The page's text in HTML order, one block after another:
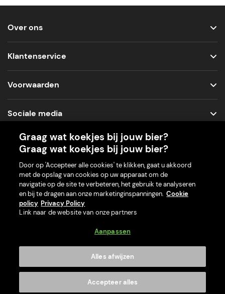
Over ons
Klantenservice
Voorwaarden
Sociale media
Onze app voor je machine
© 2026 PerfectDraft Limited. Alle rechten voorbehouden.
Graag wat koekjes bij jouw bier?
Graag wat koekjes bij jouw bier?
Door op 'Accepteer alle cookies' te klikken, gaat u akkoord
met de opslag van cookies op uw apparaat om de
navigatie op de site te verbeteren, het gebruik te analyseren
en bij te dragen aan onze marketinginspanningen. Cookie
policy Privacy Policy
Link naar de website van onze partners
Aanpassen
Alles afwijzen
Accepteer alles